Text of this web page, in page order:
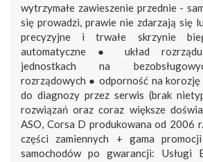
wytrzymałe zawieszenie przednie -
się prowadzi, prawie nie zdarzają się
precyzyjne i trwałe skrzynie
automatyczne ● układ
jednostkach na
rozrządowych ● odporność na korozję
do diagnozy przez serwis (brak
rozwiązań oraz coraz większe
ASO, Corsa D produkowana od 2006
części zamiennych + gama
samochodów po gwarancji: Usługi